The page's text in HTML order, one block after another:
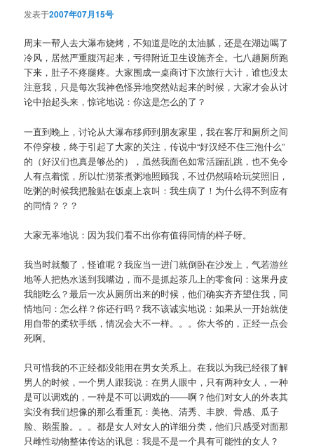
发表于2007年07月15号
周末一帮人去大瀑布烧烤，不知道是吃的太油腻，还是在湖边喝了
冷风，居然严重腹泻起来，亏得附近卫生设施齐全。七八趟厕所跑
下来，肚子不疼腿疼。大家围成一桌商讨下次旅行大计，谁也没太
注意我，只是每次我神色怪异地突然站起来的时候，大家才会从讨
论中抬起头来，惊诧地说：你这是怎么的了？
一直到晚上，讨论从大瀑布移师到朋友家里，我在客厅和厕所之间
不停穿梭，终于引起了大家的关注，传说中“好汉经不住三泡什么”
的（好汉们也真是够怂的），虽然我面色如常活蹦乱跳，也不免令
人有点着慌，所以忙沏茶煮粥地照顾我，不过仍然嘻哈玩笑照旧，
吃粥的时候我把脸贴在饭桌上哀叫：我生病了！为什么得不到应有
的同情？？？
大家无辜地说：因为我们看不出你有值得同情的样子呀。
我当时就颓了，怪谁呢？我应当一进门就倒卧在沙发上，气若游丝
地等人把热水送到我嘴边，而不是抓起茶几上的零食问：这果丹皮
我能吃么？最后一次从厕所出来的时候，他们确实齐齐望住我，同
情地问：怎么样？你还行吗？我不该诚实地说：如果从一开始就使
用自带的柔软手纸，情况会大不一样。。。你大爷的，正经一点会
死啊。
只可惜我的不正经都没能用在男女关系上。在我以为我已经很了解
男人的时候，一个男人跟我说：在男人眼中，只有两种女人，一种
是可以调戏的，一种是不可以调戏的——啊？他们对女人的外表其
实没有我们想像的那么看重瓦：美艳、清秀、丰腴、骨感、瓜子
脸、鹅蛋脸。。。都是女人对女人的详细分类，他们只感受对面那
只雌性动物整体传达的讯息：我是不是一个具有可能性的女人？